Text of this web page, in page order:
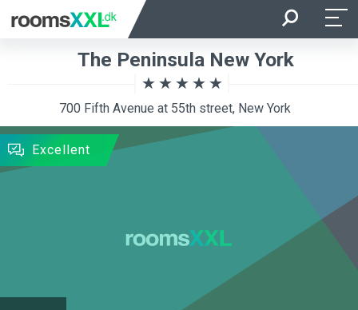
Værelser
SØG
The Peninsula New York
700 Fifth Avenue at 55th street, New York
Excellent